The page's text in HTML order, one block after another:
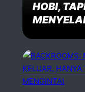
HOBI,